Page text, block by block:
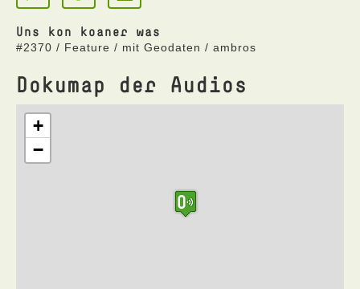
Uns kon koaner was
#2370 / Feature / mit Geodaten / ambros
Dokumap der Audios